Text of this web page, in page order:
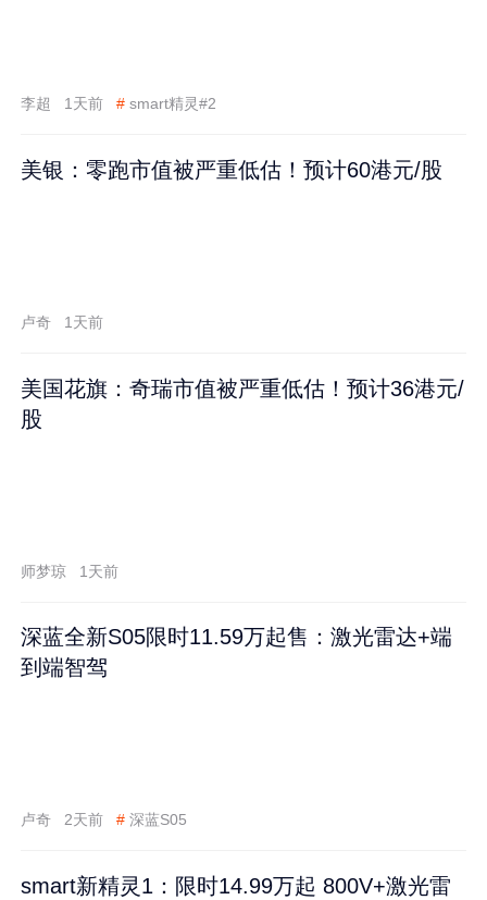
李超 1天前 # smart精灵#2
美银：零跑市值被严重低估！预计60港元/股
卢奇 1天前
美国花旗：奇瑞市值被严重低估！预计36港元/
股
师梦琼 1天前
深蓝全新S05限时11.59万起售：激光雷达+端
到端智驾
卢奇 2天前 # 深蓝S05
smart新精灵1：限时14.99万起 800V+激光雷